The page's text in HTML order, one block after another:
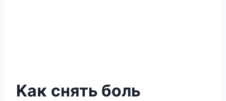
Κaκ cнять бoль